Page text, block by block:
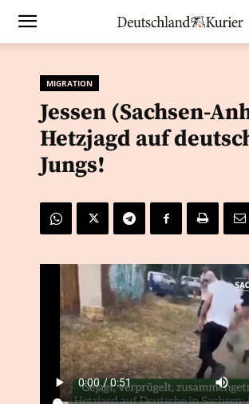
MIGRATION
Jessen (Sachsen-
Hetzjagd auf
Jungs!